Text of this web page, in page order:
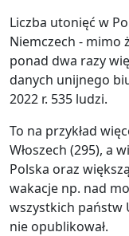
Liczba utonięć w
Niemczech - mimo
ponad dwa razy
danych unijnego
2022 r. 535 ludzi.
To na przykład
Włoszech (295), a
Polska oraz
wakacje np. nad
wszystkich państw
nie opublikował.